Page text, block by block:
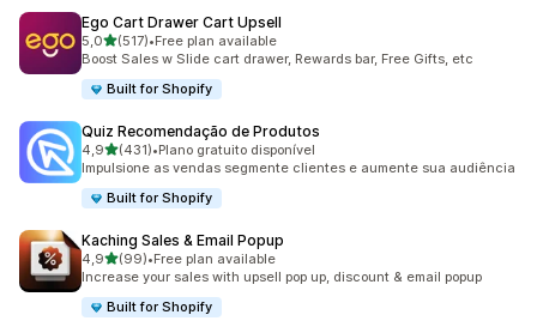
Ego Cart Drawer Cart Upsell
5,0de 5 estrelas
(517)
517 total de avaliações
•Free plan available
Boost Sales w Slide cart drawer, Rewards bar, Free Gifts, etc
Built for Shopify
Quiz Recomendação de Produtos
4,9de 5 estrelas
(431)
431 total de avaliações
•Plano gratuito disponível
Impulsione as vendas segmente clientes e aumente sua audiência
Built for Shopify
Kaching Sales & Email Popup
4,9de 5 estrelas
(99)
99 total de avaliações
•Free plan available
Increase your sales with upsell pop up, discount & email popup
Built for Shopify